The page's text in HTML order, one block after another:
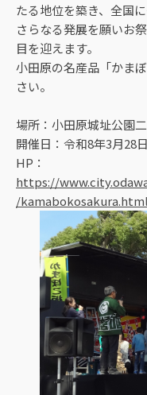
たる地位を築き、全国
さらなる発展を願いお
目を迎えます。
小田原の名産品「かま
さい。
場所：小田原城址公園
開催日：令和8年3月28
HP：
https://
/kamabokosakura.html